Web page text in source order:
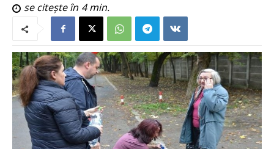
se citește în 4min.